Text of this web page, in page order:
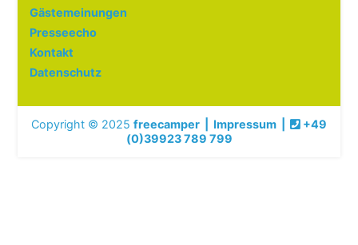
Gästemeinungen
Presseecho
Kontakt
Datenschutz
Copyright © 2025 freecamper Impressum
+49
(0)39923 789 799